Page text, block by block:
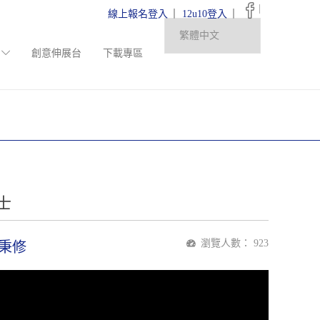
創意伸展台 下載專區
線上報名登入 12u10登入
修 瀏覽人數： 923